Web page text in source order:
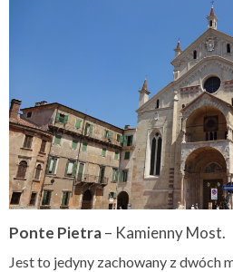
Ponte Pietra– Kamienny Most.
Jest to jedyny zachowany z dwóch